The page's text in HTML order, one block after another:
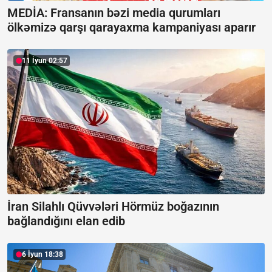
MEDİA: Fransanın bəzi media qurumları
ölkəmizə qarşı qarayaxma kampaniyası aparır
11 İyun 02:57
İran Silahlı Qüvvələri Hörmüz boğazının
bağlandığını elan edib
6 İyun 18:38